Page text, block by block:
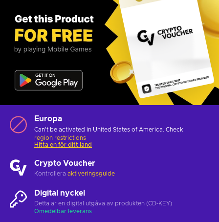
Europa
Can't be activated in United States of America. Check
region restrictions
Hitta en för ditt land
Crypto Voucher
Kontrollera aktiveringsguide
Digital nyckel
Detta är en digital utgåva av produkten (CD-KEY)
Omedelbar leverans